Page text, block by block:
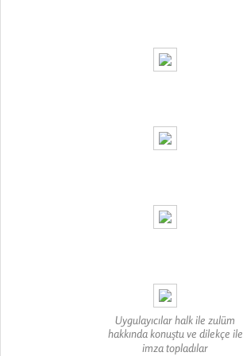
Uygulayıcılar halk ile zulüm
hakkında konuştu ve dilekçe ile
imza topladılar